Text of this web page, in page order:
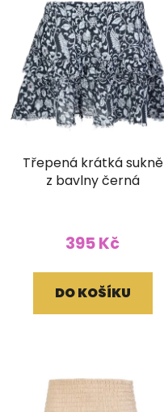
Třepená krátká sukně
z bavlny černá
395 Kč
DO KOŠÍKU